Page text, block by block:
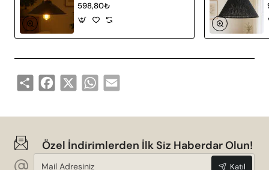
598,80₺
Share Facebook
X WhatsApp
Email
Özel İndirimlerden İlk Siz Haberdar Olun!
Mail
Katıl